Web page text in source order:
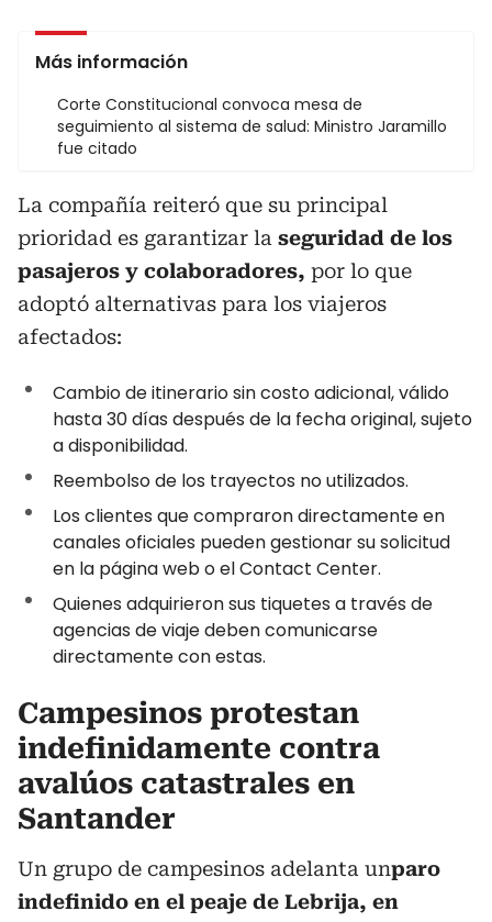
Más información
Corte Constitucional convoca mesa de
seguimiento al sistema de salud: Ministro Jaramillo
fue citado
La compañía reiteró que su principal
prioridad es garantizar la seguridad de los
pasajeros y colaboradores, por lo que
adoptó alternativas para los viajeros
afectados:
Cambio de itinerario sin costo adicional, válido
hasta 30 días después de la fecha original, sujeto
a disponibilidad.
Reembolso de los trayectos no utilizados.
Los clientes que compraron directamente en
canales oficiales pueden gestionar su solicitud
en la página web o el Contact Center.
Quienes adquirieron sus tiquetes a través de
agencias de viaje deben comunicarse
directamente con estas.
Campesinos protestan
indefinidamente contra
avalúos catastrales en
Santander
Un grupo de campesinos adelanta unparo
indefinido en el peaje de Lebrija, en